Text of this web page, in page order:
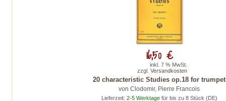
20 characteristic Studies op.18 for trumpet
von Clodomir, Pierre Francois
Lieferzeit: 2-5 Werktagefür bis zu 8 Stück (DE)
16,50 €
inkl. 7 % MwSt.
zzgl. Versandkosten